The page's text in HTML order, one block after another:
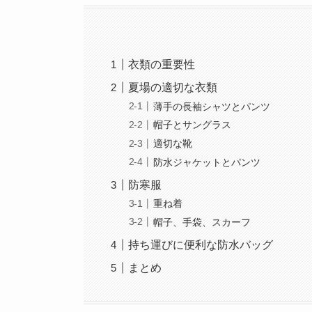
衣類の重要性
夏場の適切な衣類
薄手の長袖シャツとパンツ
帽子とサングラス
適切な靴
防水ジャケットとパンツ
防寒服
重ね着
帽子、手袋、スカーフ
持ち運びに便利な防水バッグ
まとめ